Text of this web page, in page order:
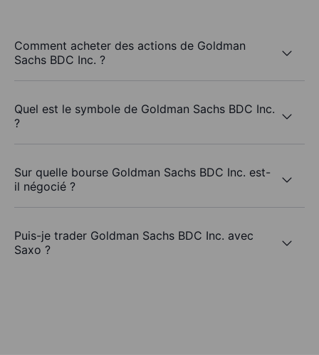
Comment acheter des actions de Goldman
Sachs BDC Inc. ?
Quel est le symbole de Goldman Sachs BDC Inc.
?
Sur quelle bourse Goldman Sachs BDC Inc. est-
il négocié ?
Puis-je trader Goldman Sachs BDC Inc. avec
Saxo ?